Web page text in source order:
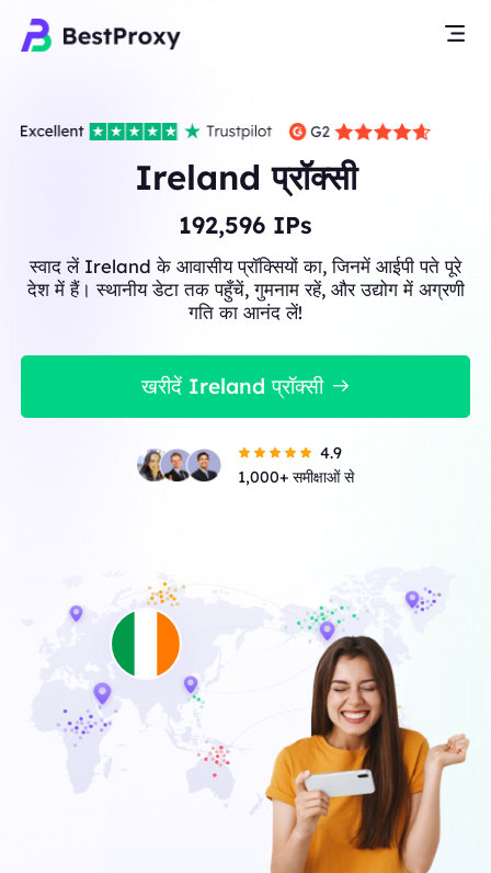
Ireland प्रॉक्सी
192,596 IPs
स्वाद लें Ireland के आवासीय प्रॉक्सियों का, जिनमें आईपी पते पूरे
देश में हैं। स्थानीय डेटा तक पहुँचें, गुमनाम रहें, और उद्योग में अग्रणी
गति का आनंद लें!
खरीदें Ireland प्रॉक्सी
4.9
1,000+ समीक्षाओं से